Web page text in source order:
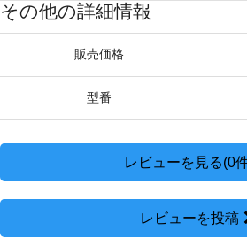
その他の詳細情報
販売価格
型番
レビューを見る(0
レビューを投稿